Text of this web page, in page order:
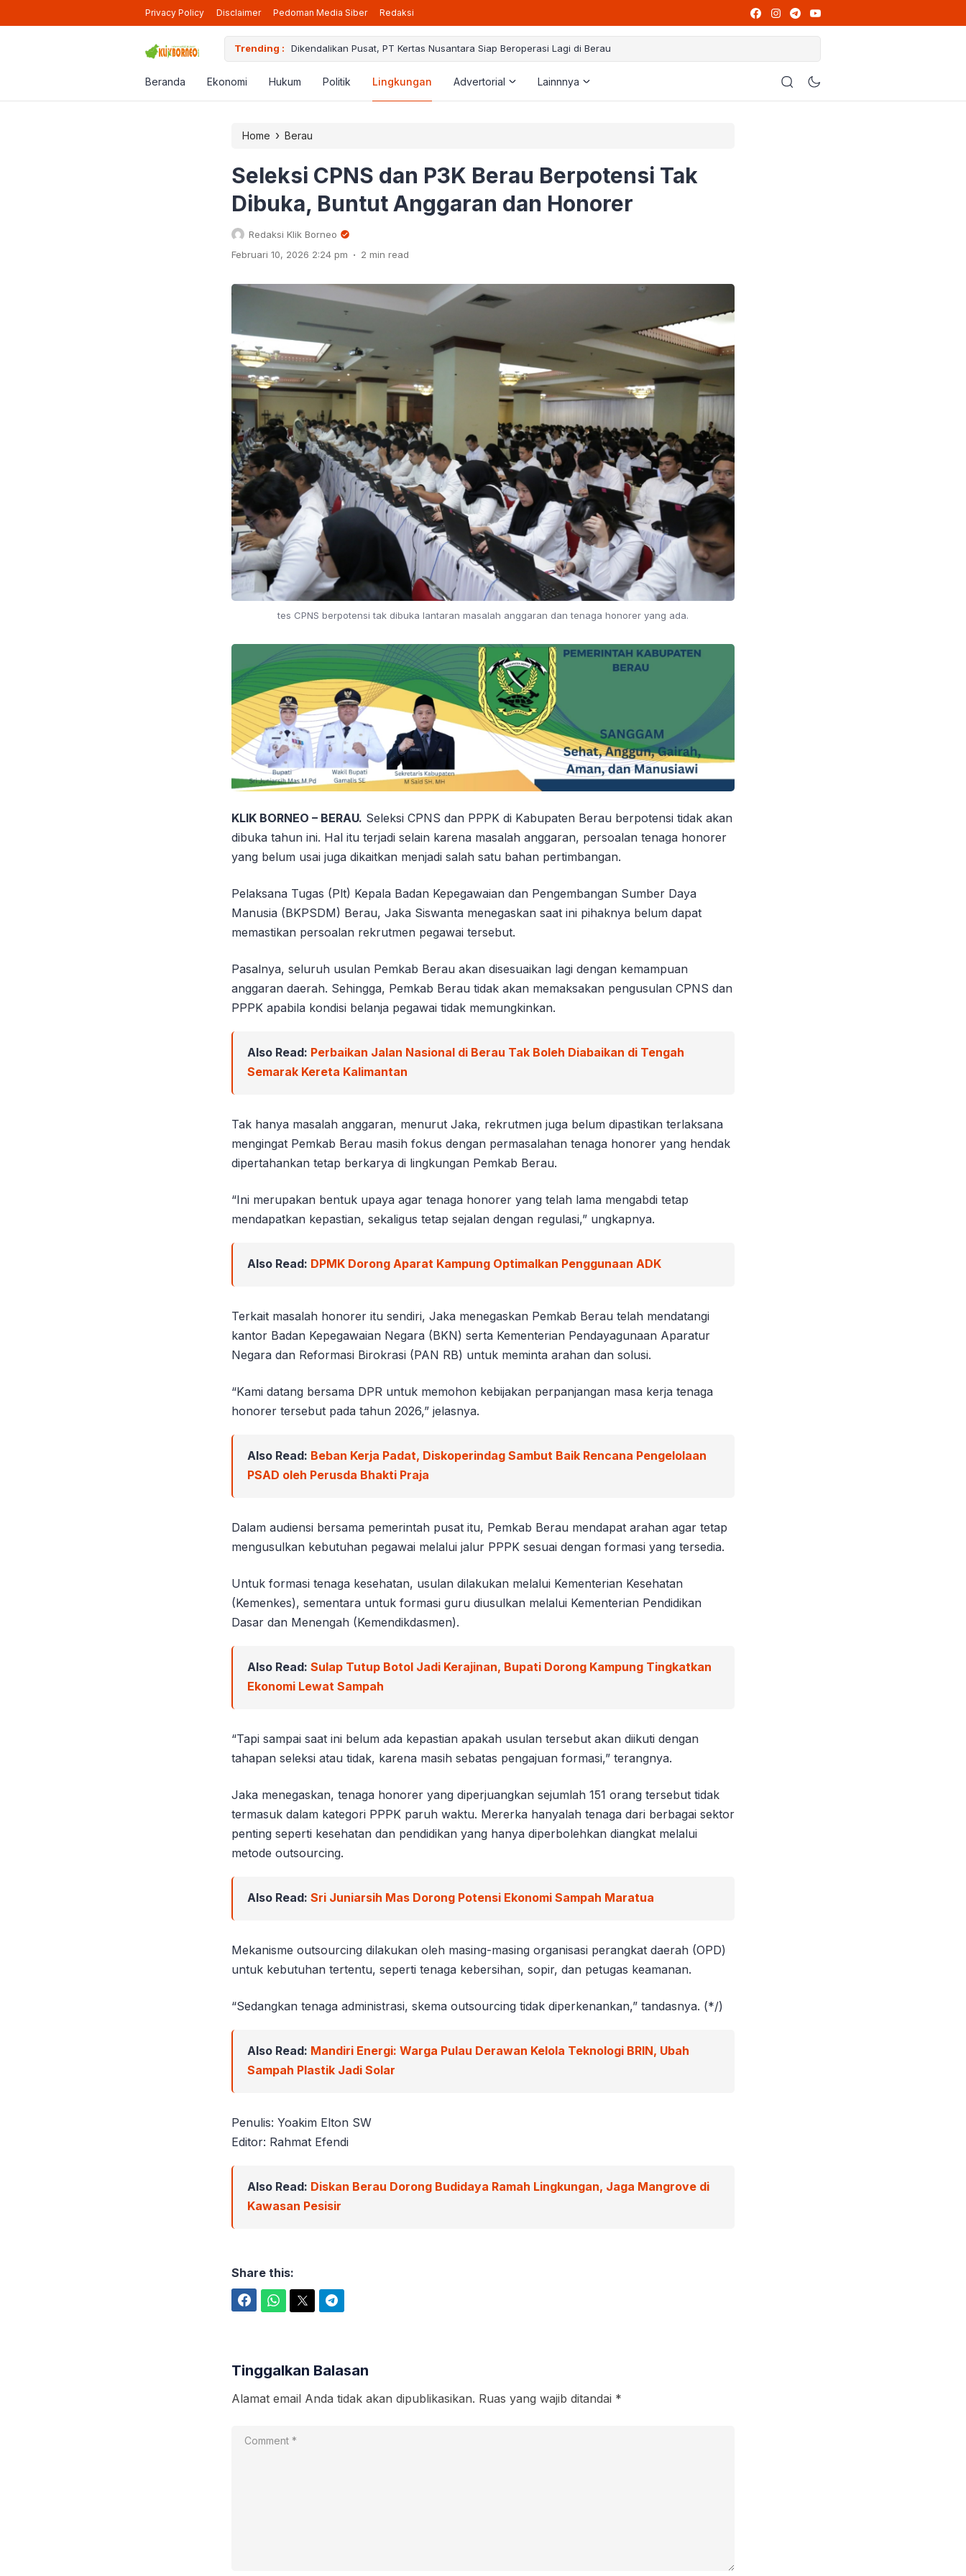
Privacy Policy Disclaimer Pedoman Media Siber Redaksi
Trending :
Dikendalikan Pusat, PT Kertas Nusantara Siap Beroperasi Lagi di Berau
Pendaftaran Beasiswa Berau Cerdas 2025 Resmi Dibuka, Berikut Pedoman yang Wajib Dibaca
Ikut Program PPG, Guru Honorer Bisa Jadi PPPK: BKPSDM Menanti Arahan Pusat
Beranda Ekonomi Hukum Politik Lingkungan Advertorial Lainnnya
Home › Berau
Seleksi CPNS dan P3K Berau Berpotensi Tak
Dibuka, Buntut Anggaran dan Honorer
Redaksi Klik Borneo
Februari 10, 2026 2:24 pm . 2 min read
tes CPNS berpotensi tak dibuka lantaran masalah anggaran dan tenaga honorer yang ada.
KLIK BORNEO – BERAU. Seleksi CPNS dan PPPK di Kabupaten Berau berpotensi tidak akan
dibuka tahun ini. Hal itu terjadi selain karena masalah anggaran, persoalan tenaga honorer
yang belum usai juga dikaitkan menjadi salah satu bahan pertimbangan.
Pelaksana Tugas (Plt) Kepala Badan Kepegawaian dan Pengembangan Sumber Daya
Manusia (BKPSDM) Berau, Jaka Siswanta menegaskan saat ini pihaknya belum dapat
memastikan persoalan rekrutmen pegawai tersebut.
Pasalnya, seluruh usulan Pemkab Berau akan disesuaikan lagi dengan kemampuan
anggaran daerah. Sehingga, Pemkab Berau tidak akan memaksakan pengusulan CPNS dan
PPPK apabila kondisi belanja pegawai tidak memungkinkan.
Also Read: Perbaikan Jalan Nasional di Berau Tak Boleh Diabaikan di Tengah
Semarak Kereta Kalimantan
Tak hanya masalah anggaran, menurut Jaka, rekrutmen juga belum dipastikan terlaksana
mengingat Pemkab Berau masih fokus dengan permasalahan tenaga honorer yang hendak
dipertahankan tetap berkarya di lingkungan Pemkab Berau.
“Ini merupakan bentuk upaya agar tenaga honorer yang telah lama mengabdi tetap
mendapatkan kepastian, sekaligus tetap sejalan dengan regulasi,” ungkapnya.
Also Read: DPMK Dorong Aparat Kampung Optimalkan Penggunaan ADK
Terkait masalah honorer itu sendiri, Jaka menegaskan Pemkab Berau telah mendatangi
kantor Badan Kepegawaian Negara (BKN) serta Kementerian Pendayagunaan Aparatur
Negara dan Reformasi Birokrasi (PAN RB) untuk meminta arahan dan solusi.
“Kami datang bersama DPR untuk memohon kebijakan perpanjangan masa kerja tenaga
honorer tersebut pada tahun 2026,” jelasnya.
Also Read: Beban Kerja Padat, Diskoperindag Sambut Baik Rencana Pengelolaan
PSAD oleh Perusda Bhakti Praja
Dalam audiensi bersama pemerintah pusat itu, Pemkab Berau mendapat arahan agar tetap
mengusulkan kebutuhan pegawai melalui jalur PPPK sesuai dengan formasi yang tersedia.
Untuk formasi tenaga kesehatan, usulan dilakukan melalui Kementerian Kesehatan
(Kemenkes), sementara untuk formasi guru diusulkan melalui Kementerian Pendidikan
Dasar dan Menengah (Kemendikdasmen).
Also Read: Sulap Tutup Botol Jadi Kerajinan, Bupati Dorong Kampung Tingkatkan
Ekonomi Lewat Sampah
“Tapi sampai saat ini belum ada kepastian apakah usulan tersebut akan diikuti dengan
tahapan seleksi atau tidak, karena masih sebatas pengajuan formasi,” terangnya.
Jaka menegaskan, tenaga honorer yang diperjuangkan sejumlah 151 orang tersebut tidak
termasuk dalam kategori PPPK paruh waktu. Mererka hanyalah tenaga dari berbagai sektor
penting seperti kesehatan dan pendidikan yang hanya diperbolehkan diangkat melalui
metode outsourcing.
Also Read: Sri Juniarsih Mas Dorong Potensi Ekonomi Sampah Maratua
Mekanisme outsourcing dilakukan oleh masing-masing organisasi perangkat daerah (OPD)
untuk kebutuhan tertentu, seperti tenaga kebersihan, sopir, dan petugas keamanan.
“Sedangkan tenaga administrasi, skema outsourcing tidak diperkenankan,” tandasnya. (*/)
Also Read: Mandiri Energi: Warga Pulau Derawan Kelola Teknologi BRIN, Ubah
Sampah Plastik Jadi Solar
Penulis: Yoakim Elton SW
Editor: Rahmat Efendi
Also Read: Diskan Berau Dorong Budidaya Ramah Lingkungan, Jaga Mangrove di
Kawasan Pesisir
Share this:
Tinggalkan Balasan
Alamat email Anda tidak akan dipublikasikan. Ruas yang wajib ditandai *